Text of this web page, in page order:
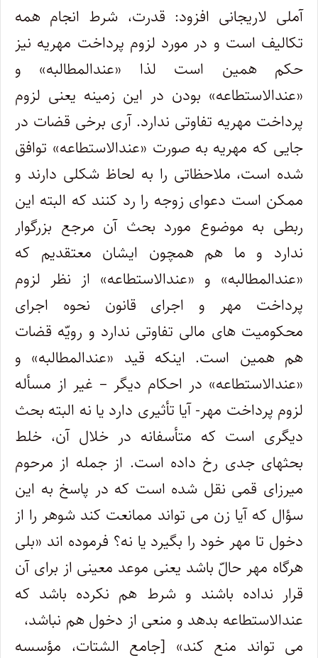
آملی لاریجانی افزود: قدرت، شرط انجام همه
تکالیف است و در مورد لزوم پرداخت مهریه نیز
حکم همین است لذا «عندالمطالبه» و
«عندالاستطاعه» بودن در این زمینه یعنی لزوم
پرداخت مهریه تفاوتی ندارد. آری برخی قضات در
جایی که مهریه به صورت «عندالاستطاعه» توافق
شده است، ملاحظاتی را به لحاظ شکلی دارند و
ممکن است دعوای زوجه را رد کنند که البته این
ربطی به موضوع مورد بحث آن مرجع بزرگوار
ندارد و ما هم همچون ایشان معتقدیم که
«عندالمطالبه» و «عندالاستطاعه» از نظر لزوم
پرداخت مهر و اجرای قانون نحوه اجرای
محکومیت های مالی تفاوتی ندارد و رویّه قضات
هم همین است. اینکه قید «عندالمطالبه» و
«عندالاستطاعه» در احکام دیگر – غیر از مسأله
لزوم پرداخت مهر- آیا تأثیری دارد یا نه البته بحث
دیگری است که متأسفانه در خلال آن، خلط
بحثهای جدی رخ داده است. از جمله از مرحوم
میرزای قمی نقل شده است که در پاسخ به این
سؤال که آیا زن می تواند ممانعت کند شوهر را از
دخول تا مهر خود را بگیرد یا نه؟ فرموده اند «بلی
هرگاه مهر حالّ باشد یعنی موعد معینی از برای آن
قرار نداده باشند و شرط هم نکرده باشد که
عندالاستطاعه بدهد و منعی از دخول هم نباشد،
می تواند منع کند» [جامع الشتات، مؤسسه